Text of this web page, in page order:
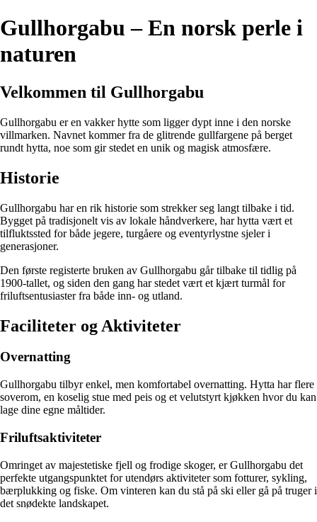
Gullhorgabu – En norsk perle i
naturen
Velkommen til Gullhorgabu
Gullhorgabu er en vakker hytte som ligger dypt inne i den norske
villmarken. Navnet kommer fra de glitrende gullfargene på berget
rundt hytta, noe som gir stedet en unik og magisk atmosfære.
Historie
Gullhorgabu har en rik historie som strekker seg langt tilbake i tid.
Bygget på tradisjonelt vis av lokale håndverkere, har hytta vært et
tilfluktssted for både jegere, turgåere og eventyrlystne sjeler i
generasjoner.
Den første registerte bruken av Gullhorgabu går tilbake til tidlig på
1900-tallet, og siden den gang har stedet vært et kjært turmål for
friluftsentusiaster fra både inn- og utland.
Faciliteter og Aktiviteter
Overnatting
Gullhorgabu tilbyr enkel, men komfortabel overnatting. Hytta har flere
soverom, en koselig stue med peis og et velutstyrt kjøkken hvor du kan
lage dine egne måltider.
Friluftsaktiviteter
Omringet av majestetiske fjell og frodige skoger, er Gullhorgabu det
perfekte utgangspunktet for utendørs aktiviteter som fotturer, sykling,
bærplukking og fiske. Om vinteren kan du stå på ski eller gå på truger i
det snødekte landskapet.